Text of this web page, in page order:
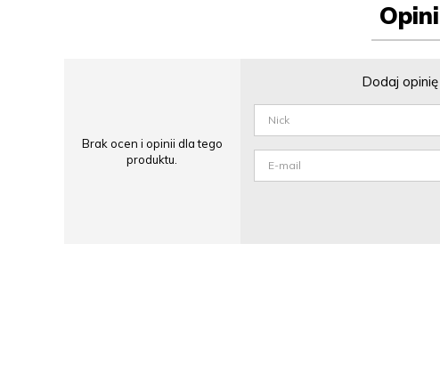
Brak ocen i opinii dla tego
produktu.
Dodaj opinię